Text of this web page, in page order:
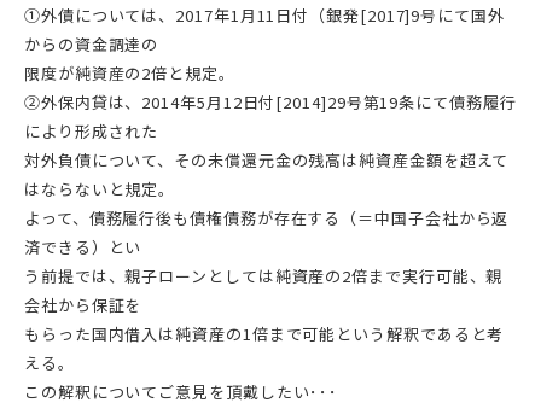
①外債については、2017年1月11日付（銀発[2017]9号にて国外
からの資金調達の
限度が純資産の2倍と規定。
②外保内貸は、2014年5月12日付[2014]29号第19条にて債務履行
により形成された
対外負債について、その未償還元金の残高は純資産金額を超えて
はならないと規定。
よって、債務履行後も債権債務が存在する（＝中国子会社から返
済できる）とい
う前提では、親子ローンとしては純資産の2倍まで実行可能、親
会社から保証を
もらった国内借入は純資産の1倍まで可能という解釈であると考
える。
この解釈についてご意見を頂戴したい･･･